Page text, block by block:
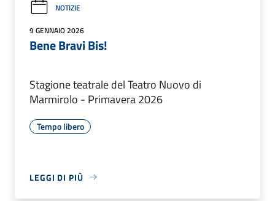
NOTIZIE
9 GENNAIO 2026
Bene Bravi Bis!
Stagione teatrale del Teatro Nuovo di
Marmirolo - Primavera 2026
Tempo libero
LEGGI DI PIÙ